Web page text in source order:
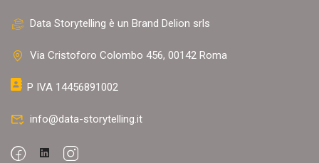
Data Storytelling è un Brand Delion srls
Via Cristoforo Colombo 456, 00142 Roma
P IVA 14456891002
info@data-storytelling.it